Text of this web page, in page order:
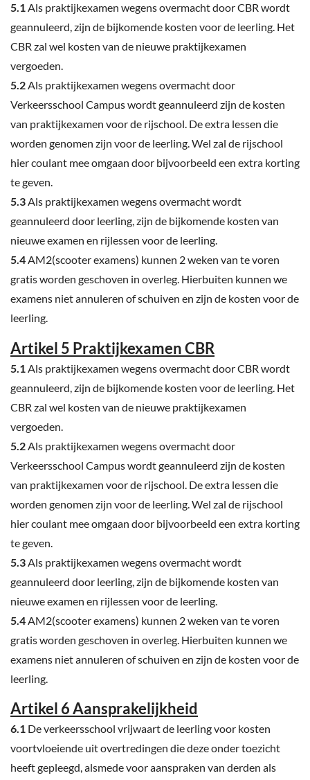
5.1Als praktijkexamen wegens overmacht door CBR wordt
geannuleerd, zijn de bijkomende kosten voor de leerling. Het
CBR zal wel kosten van de nieuwe praktijkexamen
vergoeden.
5.2Als praktijkexamen wegens overmacht door
Verkeersschool Campus wordt geannuleerd zijn de kosten
van praktijkexamen voor de rijschool. De extra lessen die
worden genomen zijn voor de leerling. Wel zal de rijschool
hier coulant mee omgaan door bijvoorbeeld een extra korting
te geven.
5.3Als praktijkexamen wegens overmacht wordt
geannuleerd door leerling, zijn de bijkomende kosten van
nieuwe examen en rijlessen voor de leerling.
5.4AM2(scooter examens) kunnen 2 weken van te voren
gratis worden geschoven in overleg. Hierbuiten kunnen we
examens niet annuleren of schuiven en zijn de kosten voor de
leerling.
Artikel 5 Praktijkexamen CBR
5.1Als praktijkexamen wegens overmacht door CBR wordt
geannuleerd, zijn de bijkomende kosten voor de leerling. Het
CBR zal wel kosten van de nieuwe praktijkexamen
vergoeden.
5.2Als praktijkexamen wegens overmacht door
Verkeersschool Campus wordt geannuleerd zijn de kosten
van praktijkexamen voor de rijschool. De extra lessen die
worden genomen zijn voor de leerling. Wel zal de rijschool
hier coulant mee omgaan door bijvoorbeeld een extra korting
te geven.
5.3Als praktijkexamen wegens overmacht wordt
geannuleerd door leerling, zijn de bijkomende kosten van
nieuwe examen en rijlessen voor de leerling.
5.4AM2(scooter examens) kunnen 2 weken van te voren
gratis worden geschoven in overleg. Hierbuiten kunnen we
examens niet annuleren of schuiven en zijn de kosten voor de
leerling.
Artikel 6 Aansprakelijkheid
6.1 De verkeersschool vrijwaart de leerling voor kosten
voortvloeiende uit overtredingen die deze onder toezicht
heeft gepleegd, alsmede voor aanspraken van derden als